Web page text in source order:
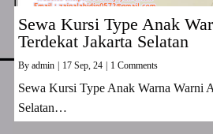
Sewa Kursi Type Anak
Terdekat Jakarta Selatan
By admin | 17 Sep, 24 | 1 Comments
Sewa Kursi Type Anak Warna Warni
Selatan…